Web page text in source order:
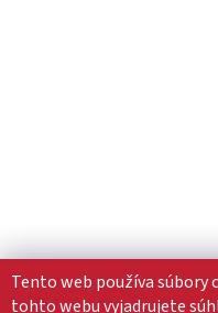
Tento web používa súbory
tohto webu vyjadrujete